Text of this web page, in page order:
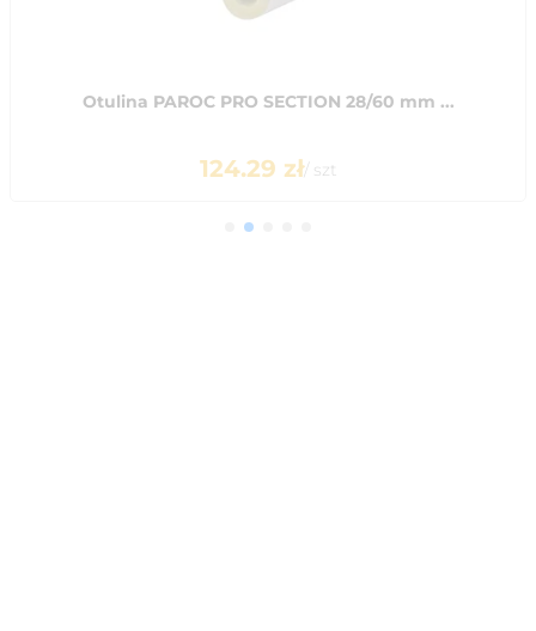
Otulina PAROC PRO SECTION 28/60 mm ...
124.29 zł/ szt